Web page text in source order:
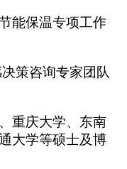
能保温专项工作
策咨询专家团队
重庆大学、东南
大学等硕士及博